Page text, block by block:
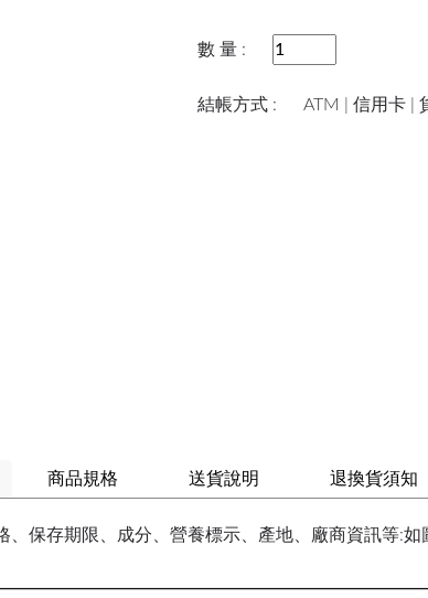
數 量 :
結帳方式 : ATM | 信用卡 |
商品規格 送貨說明 退換貨須知
保存期限、成分、營養標示、產地、廠商資訊等:如